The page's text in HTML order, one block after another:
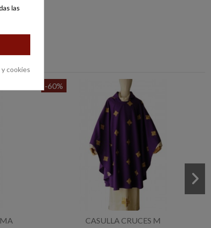
-60%
CASULLA CRUCES M
las
cookies